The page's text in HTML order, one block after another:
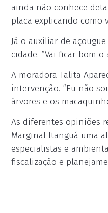
ainda não conhece
placa explicando como
Já o auxiliar de
cidade. “Vai ficar bom o
A moradora Talita
intervenção. “Eu não
árvores e os
As diferentes opiniões
Marginal Itanguá uma
especialistas e
fiscalização e